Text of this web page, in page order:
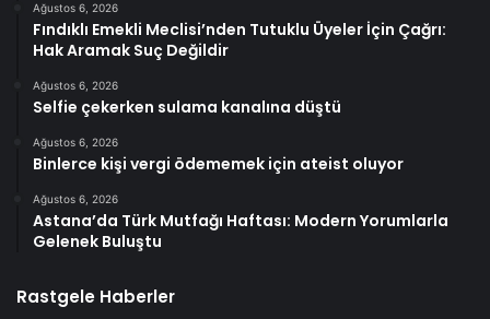
Ağustos 6, 2026
Fındıklı Emekli Meclisi’nden Tutuklu Üyeler İçin Çağrı:
Hak Aramak Suç Değildir
Ağustos 6, 2026
Selfie çekerken sulama kanalına düştü
Ağustos 6, 2026
Binlerce kişi vergi ödememek için ateist oluyor
Ağustos 6, 2026
Astana’da Türk Mutfağı Haftası: Modern Yorumlarla
Gelenek Buluştu
Rastgele Haberler